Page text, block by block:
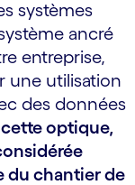
systèmes
ancré
entreprise,
une utilisation
des données
cette optique,
du chantier de